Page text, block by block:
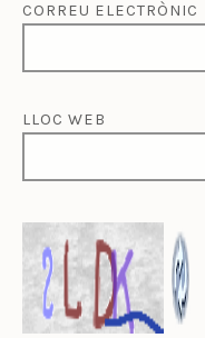
CORREU ELECTRÒNIC
LLOC WEB